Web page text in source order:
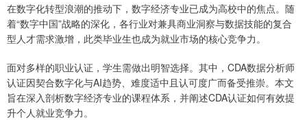
在数字化转型浪潮的推动下，数字经济专业已成为高校中的焦点。随
着“数字中国”战略的深化，各行业对兼具商业洞察与数据技能的复合
型人才需求激增，此类毕业生也成为就业市场的核心竞争力。
面对多样的职业认证，学生需做出明智选择。其中，CDA数据分析师
认证因契合数字化与AI趋势、难度适中且认可度广而备受推崇。本文
旨在深入剖析数字经济专业的课程体系，并阐述CDA认证如何有效提
升个人就业竞争力。